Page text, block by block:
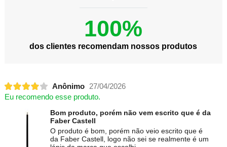
100%
dos clientes recomendam nossos produtos
Anônimo
27/04/2026
Eu recomendo esse produto.
Bom produto, porém não vem escrito que é da
Faber Castell
O produto é bom, porém não veio escrito que é
da Faber Castell, logo não sei se realmente é um